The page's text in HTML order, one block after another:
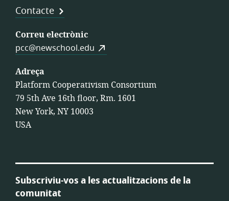
Contacte
Correu electrònic
pcc@newschool.edu
Adreça
Platform Cooperativism Consortium
79 5th Ave 16th floor, Rm. 1601
New York, NY 10003
USA
Subscriviu-vos a les actualitzacions de la
comunitat